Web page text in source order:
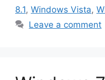
8.1, Windows Vista,
Leave a comment